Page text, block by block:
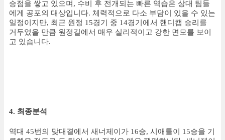
승점을 쌓고 있으며, 수비 후 전개되는 빠른 역습은 상대 팀들
에게 공포의 대상입니다. 체력적으로 다소 부담이 있을 수 있는
일정이지만, 최근 원정 15경기 중 14경기에서 핸디캡 승리를
거두었을 만큼 원정길에서 매우 실리적이고 강한 면모를 보이
고 있습니다.
4. 최종분석
역대 45번의 맞대결에서 새너제이가 16승, 시애틀이 15승을 기